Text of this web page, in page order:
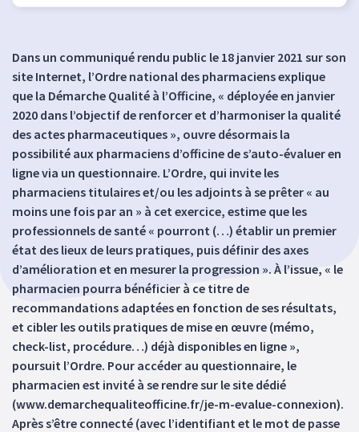
Dans un communiqué rendu public le 18 janvier 2021 sur son
site Internet, l’Ordre national des pharmaciens explique
que la Démarche Qualité à l’Officine, « déployée en janvier
2020 dans l’objectif de renforcer et d’harmoniser la qualité
des actes pharmaceutiques », ouvre désormais la
possibilité aux pharmaciens d’officine de s’auto-évaluer en
ligne via un questionnaire. L’Ordre, qui invite les
pharmaciens titulaires et/ou les adjoints à se prêter « au
moins une fois par an » à cet exercice, estime que les
professionnels de santé « pourront (…) établir un premier
état des lieux de leurs pratiques, puis définir des axes
d’amélioration et en mesurer la progression ». À l’issue, « le
pharmacien pourra bénéficier à ce titre de
recommandations adaptées en fonction de ses résultats,
et cibler les outils pratiques de mise en œuvre (mémo,
check-list, procédure…) déjà disponibles en ligne »,
poursuit l’Ordre. Pour accéder au questionnaire, le
pharmacien est invité à se rendre sur le site dédié
(www.demarchequaliteofficine.fr/je-m-evalue-connexion).
Après s’être connecté (avec l’identifiant et le mot de passe